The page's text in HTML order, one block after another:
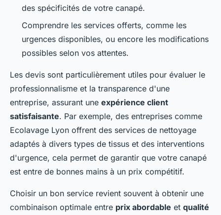
des spécificités de votre canapé.
Comprendre les services offerts, comme les
urgences disponibles, ou encore les modifications
possibles selon vos attentes.
Les devis sont particulièrement utiles pour évaluer le
professionnalisme et la transparence d'une
entreprise, assurant une expérience client
satisfaisante. Par exemple, des entreprises comme
Ecolavage Lyon offrent des services de nettoyage
adaptés à divers types de tissus et des interventions
d'urgence, cela permet de garantir que votre canapé
est entre de bonnes mains à un prix compétitif.
Choisir un bon service revient souvent à obtenir une
combinaison optimale entre prix abordable et qualité